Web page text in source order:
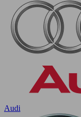
Audi